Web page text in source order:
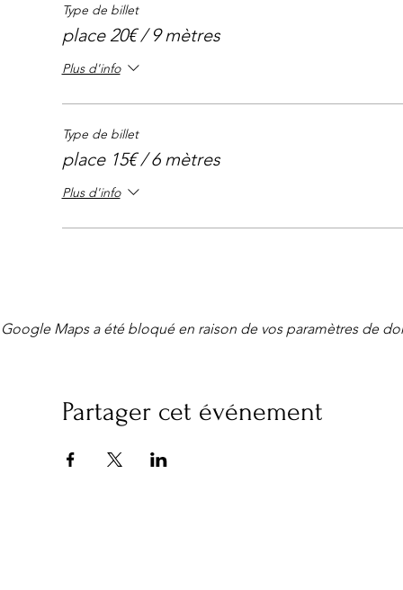
160 exposants maximum
OUVERT TOUS LES DIMANCHES A PARTIR DE 5h30/
buvette et petite restauration sur place
TIRAGE AU SORT A 13H00 avec à la clef 3 PLACES
AVEC OU SANS RÉSERVATION (RESERVATIONS
Infos requises : vos nom prénom et la surface désirée
Prévoir pièce d' identité ou Kbis pour pro.
BILLETTERIE : https://www.le-capucin.com/vide-
Type de billet
place 20€ / 9 mètres
Plus d'info
Type de billet
place 15€ / 6 mètres
Plus d'info
Google Maps a été bloqué en raison de vos paramètres de
Partager cet événement